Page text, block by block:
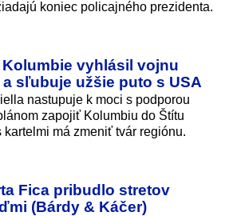
koniec policajného prezidenta.
vyhlásil vojnu
sľubuje užšie puto s USA
nastupuje k moci s podporou
zapojiť Kolumbiu do Štítu
kartelmi má zmeniť tvár regiónu.
Fica pribudlo stretov
(Bárdy & Káčer)